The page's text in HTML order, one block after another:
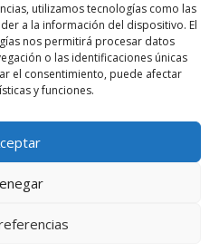
utilizamos tecnologías como las
a la información del dispositivo. El
nos permitirá procesar datos
o las identificaciones únicas
el consentimiento, puede afectar
y funciones.
MEMORIAS
- Asociación Territorial de
Occidental. Página